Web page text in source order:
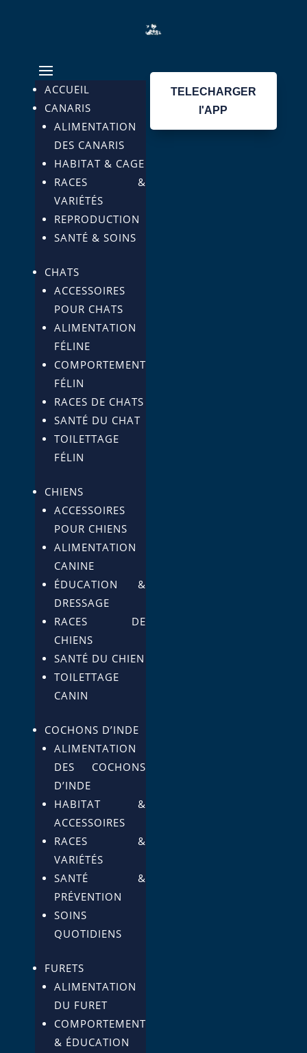
ACCUEIL
CANARIS
ALIMENTATION
DES CANARIS
HABITAT & CAGE
RACES &
VARIÉTÉS
REPRODUCTION
SANTÉ & SOINS
CHATS
ACCESSOIRES
POUR CHATS
ALIMENTATION
FÉLINE
COMPORTEMENT
FÉLIN
RACES DE CHATS
SANTÉ DU CHAT
TOILETTAGE
FÉLIN
CHIENS
ACCESSOIRES
POUR CHIENS
ALIMENTATION
CANINE
ÉDUCATION &
DRESSAGE
RACES DE
CHIENS
SANTÉ DU CHIEN
TOILETTAGE
CANIN
COCHONS D’INDE
ALIMENTATION
DES COCHONS
D’INDE
HABITAT &
ACCESSOIRES
RACES &
VARIÉTÉS
SANTÉ &
PRÉVENTION
SOINS
QUOTIDIENS
FURETS
ALIMENTATION
DU FURET
COMPORTEMENT
& ÉDUCATION
TELECHARGER
l'APP